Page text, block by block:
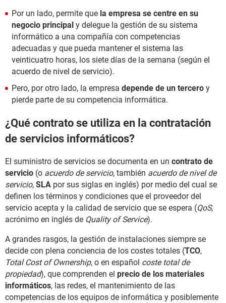
Por un lado, permite que la empresa se centre en su
negocio principal y delegue la gestión de su sistema
informático a una compañía con competencias
adecuadas y que pueda mantener el sistema las
veinticuatro horas, los siete días de la semana (según el
acuerdo de nivel de servicio).
Pero, por otro lado, la empresa depende de un tercero y
pierde parte de su competencia informática.
¿Qué contrato se utiliza en la contratación
de servicios informáticos?
El suministro de servicios se documenta en un contrato de
servicio (o acuerdo de servicio, también acuerdo de nivel de
servicio, SLA por sus siglas en inglés) por medio del cual se
definen los términos y condiciones que el proveedor del
servicio acepta y la calidad de servicio que se espera (QoS,
acrónimo en inglés de Quality of Service).
A grandes rasgos, la gestión de instalaciones siempre se
decide con plena conciencia de los costes totales (TCO,
Total Cost of Ownership, o en español coste total de
propiedad), que comprenden el precio de los materiales
informáticos, las redes, el mantenimiento de las
competencias de los equipos de informática y posiblemente